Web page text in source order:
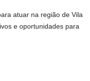
atuar na região de Vila
e oportunidades para